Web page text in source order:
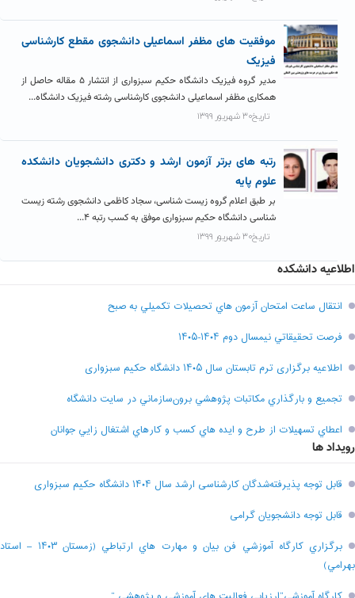
موفقیت های مظفر اسماعیلی دانشجوی مقطع کارشناسی
فیزیک
مدیر گروه فیزیک دانشگاه حکیم سبزواری از انتشار ۵ مقاله حاصل از
همکاری مظفر اسماعیلی دانشجوی کارشناسی رشته فیزیک دانشگاه...
تاریخ۳۰ شهریور ۱۳۹۹
رتبه های برتر آزمون ارشد و دکتری دانشجویان دانشکده
علوم پایه
بر طبق اعلام گروه زیست شناسی، سجاد کاظمی دانشجوی رشته زیست
شناسی دانشگاه حکیم سبزواری موفق به کسب رتبه ۴...
تاریخ۳۰ شهریور ۱۳۹۹
اطلاعیه دانشکده
انتقال ساعت امتحان آزمون هاي تحصيلات تکميلي به صبح
فرصت تحقيقاتي نیمسال دوم ۱۴۰۴-۱۴۰۵
اطلاعیه برگزاری ترم تابستان سال ۱۴۰۵ دانشگاه حکیم سبزواری
تجميع و بارگذاري مکاتبات پژوهشي برون‌سازماني در سايت دانشگاه
اعطاي تسهيلات از طرح و ايده هاي کسب و کارهاي اشتغال زايي جوانان
رویداد ها
قابل توجه پذیرفته‌شدگان کارشناسی ارشد سال ۱۴۰۴ دانشگاه حکیم سبزواری
قابل توجه دانشجویان گرامی
برگزاري کارگاه آموزشي فن بيان و مهارت هاي ارتباطي (زمستان ۱۴۰۳ – استاد
بهرامي)